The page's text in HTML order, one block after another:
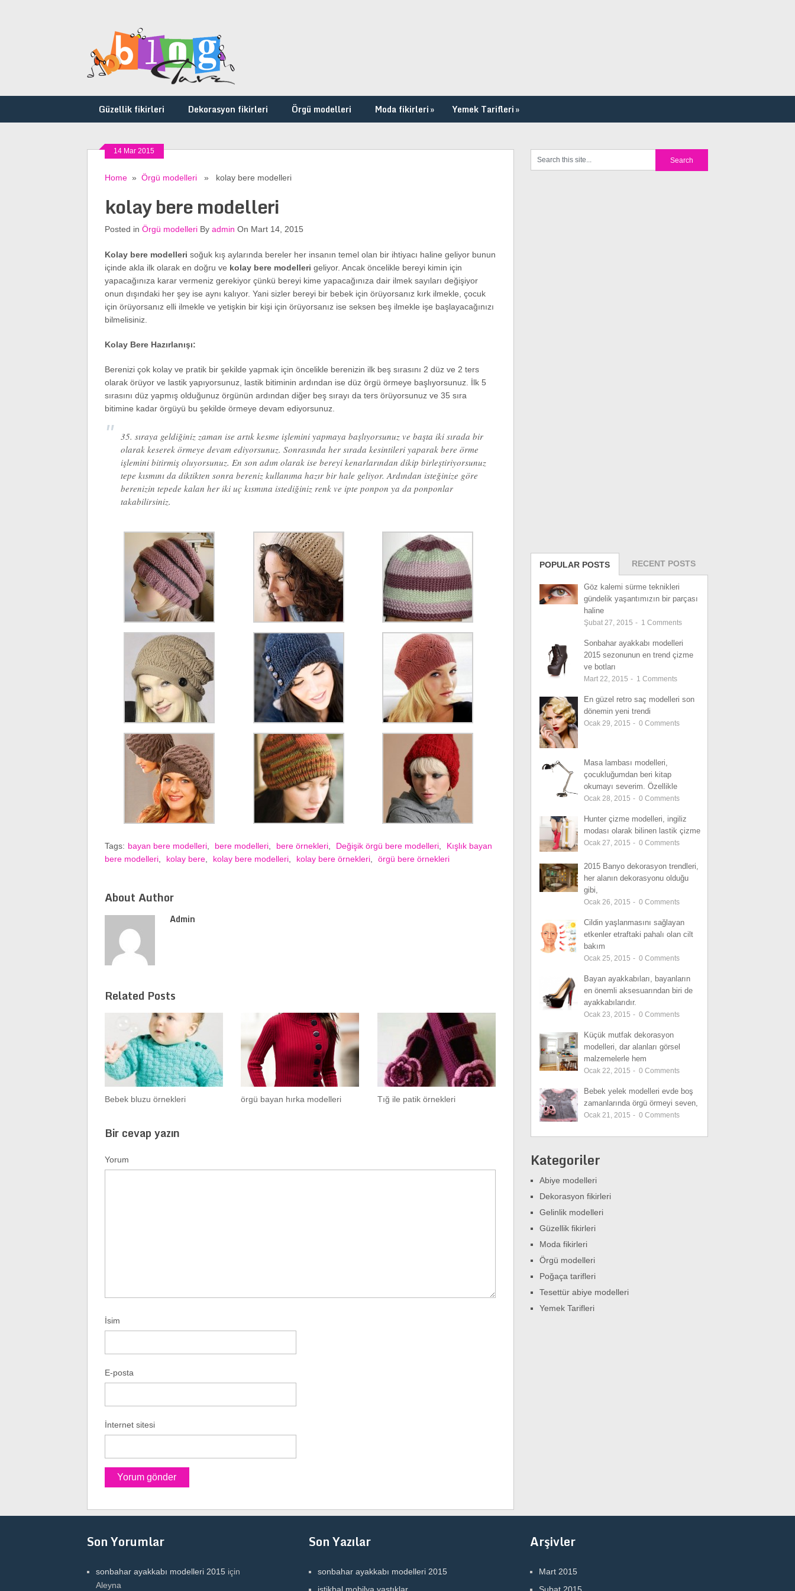
Güzellik fikirleri Dekorasyon fikirleri Örgü modelleri Moda fikirleri» Yemek Tarifleri»
14 Mar 2015
Home» Örgü modelleri» kolay bere modelleri
kolay bere modelleri
Posted in Örgü modelleriBy admin On Mart 14, 2015
Kolay bere modelleri soğuk kış aylarında bereler her insanın temel olan bir ihtiyacı haline geliyor bunun
içinde akla ilk olarak en doğru ve kolay bere modelleri geliyor. Ancak öncelikle bereyi kimin için
yapacağınıza karar vermeniz gerekiyor çünkü bereyi kime yapacağınıza dair ilmek sayıları değişiyor
onun dışındaki her şey ise aynı kalıyor. Yani sizler bereyi bir bebek için örüyorsanız kırk ilmekle, çocuk
için örüyorsanız elli ilmekle ve yetişkin bir kişi için örüyorsanız ise seksen beş ilmekle işe başlayacağınızı
bilmelisiniz.
Kolay Bere Hazırlanışı:
Berenizi çok kolay ve pratik bir şekilde yapmak için öncelikle berenizin ilk beş sırasını 2 düz ve 2 ters
olarak örüyor ve lastik yapıyorsunuz, lastik bitiminin ardından ise düz örgü örmeye başlıyorsunuz. İlk 5
sırasını düz yapmış olduğunuz örgünün ardından diğer beş sırayı da ters örüyorsunuz ve 35 sıra
bitimine kadar örgüyü bu şekilde örmeye devam ediyorsunuz.
35. sıraya geldiğiniz zaman ise artık kesme işlemini yapmaya başlıyorsunuz ve başta iki sırada bir
olarak keserek örmeye devam ediyorsunuz. Sonrasında her sırada kesintileri yaparak bere örme
işlemini bitirmiş oluyorsunuz. En son adım olarak ise bereyi kenarlarından dikip birleştiriyorsunuz
tepe kısmını da diktikten sonra bereniz kullanıma hazır bir hale geliyor. Ardından isteğinize göre
berenizin tepede kalan her iki uç kısmına istediğiniz renk ve ipte ponpon ya da ponponlar
takabilirsiniz.
Tags: bayan bere modelleri, bere modelleri, bere örnekleri, Değişik örgü bere modelleri,
Kışlık bayan
bere modelleri, kolay bere, kolay bere modelleri, kolay bere örnekleri, örgü bere örnekleri
About Author
Admin
Related Posts
Bebek bluzu örnekleri örgü bayan hırka modelleri Tığ ile patik örnekleri
Bir cevap yazın
Yorum
İsim
E-posta
İnternet sitesi
POPULAR POSTS RECENT POSTS
Göz kalemi sürme teknikleri
gündelik yaşantımızın bir parçası
haline
Şubat 27, 2015 - 1 Comments
Sonbahar ayakkabı modelleri
2015 sezonunun en trend çizme
ve botları
Mart 22, 2015 - 1 Comments
En güzel retro saç modelleri son
dönemin yeni trendi
Ocak 29, 2015 - 0 Comments
Masa lambası modelleri,
çocukluğumdan beri kitap
okumayı severim. Özellikle
Ocak 28, 2015 - 0 Comments
Hunter çizme modelleri, ingiliz
modası olarak bilinen lastik çizme
Ocak 27, 2015 - 0 Comments
2015 Banyo dekorasyon trendleri,
her alanın dekorasyonu olduğu
gibi,
Ocak 26, 2015 - 0 Comments
Cildin yaşlanmasını sağlayan
etkenler etraftaki pahalı olan cilt
bakım
Ocak 25, 2015 - 0 Comments
Bayan ayakkabıları, bayanların
en önemli aksesuarından biri de
ayakkabılarıdır.
Ocak 23, 2015 - 0 Comments
Küçük mutfak dekorasyon
modelleri, dar alanları görsel
malzemelerle hem
Ocak 22, 2015 - 0 Comments
Bebek yelek modelleri evde boş
zamanlarında örgü örmeyi seven,
Ocak 21, 2015 - 0 Comments
Kategoriler
Abiye modelleri
Dekorasyon fikirleri
Gelinlik modelleri
Güzellik fikirleri
Moda fikirleri
Örgü modelleri
Poğaça tarifleri
Tesettür abiye modelleri
Yemek Tarifleri
Son Yorumlar
sonbahar ayakkabı modelleri 2015 için
Aleyna
Son Yazılar
sonbahar ayakkabı modelleri 2015
istikbal mobilya yastıklar
Arşivler
Mart 2015
Şubat 2015